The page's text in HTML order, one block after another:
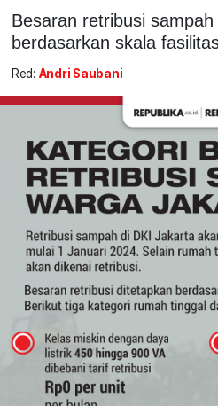
Besaran retribusi
berdasarkan skala
Red: Andri Saubani